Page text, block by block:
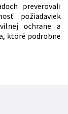
preverovali
požiadaviek
ochrane a
ktoré podrobne